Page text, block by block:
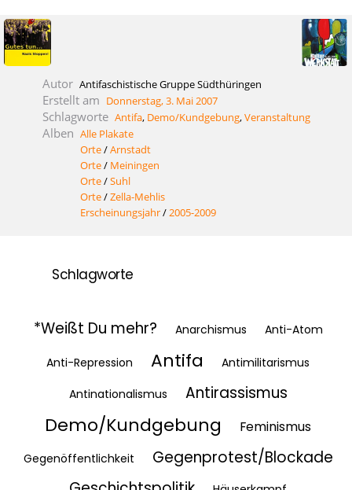
Autor Antifaschistische Gruppe Südthüringen
Erstellt am Donnerstag, 3. Mai 2007
Schlagworte Antifa, Demo/Kundgebung,Veranstaltung
Alben Alle Plakate
Orte/Arnstadt
Orte/ Meiningen
Orte/Suhl
Orte/Zella-Mehlis
Erscheinungsjahr/2005-2009
Schlagworte
*Weißt Du mehr? Anarchismus Anti-Atom
Anti-Repression Antifa
Antimilitarismus
Antinationalismus
Antirassismus
Demo/Kundgebung Feminismus
Gegenöffentlichkeit
Gegenprotest/Blockade